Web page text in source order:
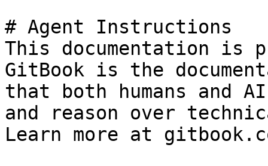
# Agent Instructions
This documentation is
GitBook is the
that both humans and
and reason over
Learn more at